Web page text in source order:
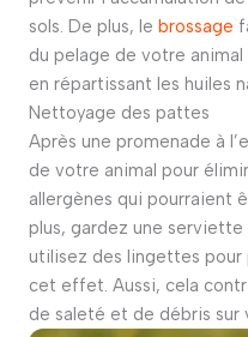
sols. De plus, le brossage
du pelage de votre
en répartissant les huiles
Nettoyage des pattes
Après une promenade à
de votre animal pour
allergènes qui pourraient
plus, gardez une
utilisez des lingettes
cet effet. Aussi, cela
de saleté et de débris sur